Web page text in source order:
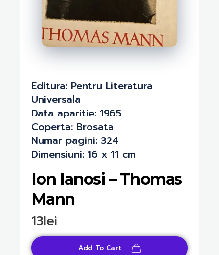
Ion Ianosi – Thomas
Mann
13lei
Editura: Pentru Literatura
Universala
Data aparitie: 1965
Coperta: Brosata
Numar pagini: 324
Dimensiuni: 16 x 11 cm
Add To Cart